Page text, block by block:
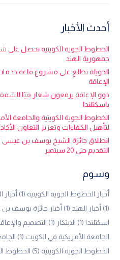
أحدث الأخبار
الخطوط الجوية الكويتية تحصل على
جمهورية الهند
الحويلة تطلع على مشروع قاعة
الإعاقة
ذوو الإعاقة يرفعون شعار «تبًا
باسكتلندا
الخطوط الجوية الكويتية والجامعة
لتأهيل الكفاءات وتعزيز التعاون
انطلاق جائزة الشيخ يوسف بن عيسى
التقديم حتى 20 سبتمبر
وسوم
أخبار الخطوط الجوية الكويتية (1)
(1)
أخبار الهند (1) أخبار جائزة يوسف
اسكتلندا (1) الابتكار (1) التصميم
الجامعة الأمريكية في الكويت (1)
الخطوط الجوية الكويتية (5) الخطوط